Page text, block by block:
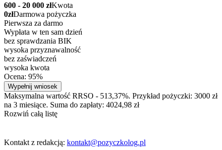
600 - 20 000 złKwota
0złDarmowa pożyczka
Pierwsza za darmo
Wypłata w ten sam dzień
bez sprawdzania BIK
wysoka przyznawalność
bez zaświadczeń
wysoka kwota
Ocena: 95%
Wypełnij wniosek
Maksymalna wartość RRSO - 513,37%. Przykład pożyczki: 3000 zł
na 3 miesiące. Suma do zapłaty: 4024,98 zł
Rozwiń całą listę
Kontakt z redakcją: kontakt@pozyczkolog.pl